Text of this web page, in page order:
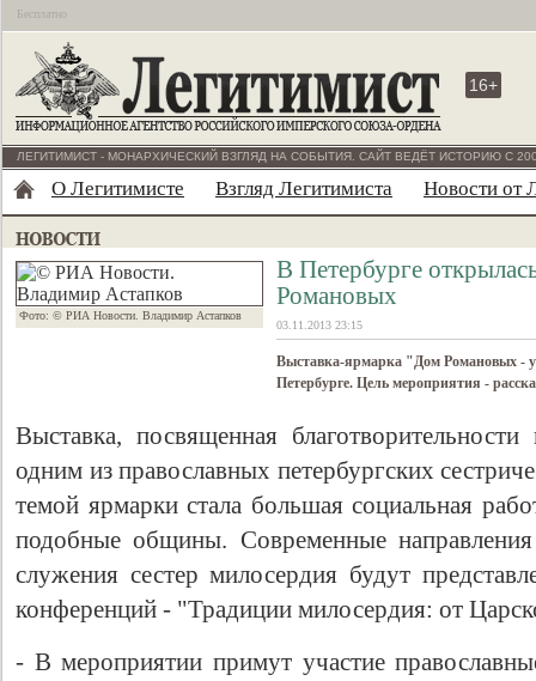
Бесплатно
16+
ЛЕГИТИМИСТ - МОНАРХИЧЕСКИЙ ВЗГЛЯД НА СОБЫТИЯ. САЙТ ВЕДЁТ ИСТОРИЮ С
О Легитимисте Взгляд Легитимиста Новости от
Фото: © РИА Новости. Владимир Астапков
В Петербурге
Романовых
03.11.2013 23:15
Выставка-ярмарка "Дом Романовых -
Петербурге. Цель мероприятия -
Выставка, посвященная
одним из православных петербургских
темой ярмарки стала большая социальная
подобные общины. Современные направления
служения сестер милосердия будут
конференций - "Традиции милосердия: от
- В мероприятии примут участие